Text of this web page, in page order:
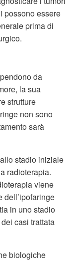
possono essere
prima di
da
la sua
strutture
non sono
sarà
stadio iniziale
radioterapia.
viene
dell’ipofaringe
in uno stadio
casi trattata
biologiche